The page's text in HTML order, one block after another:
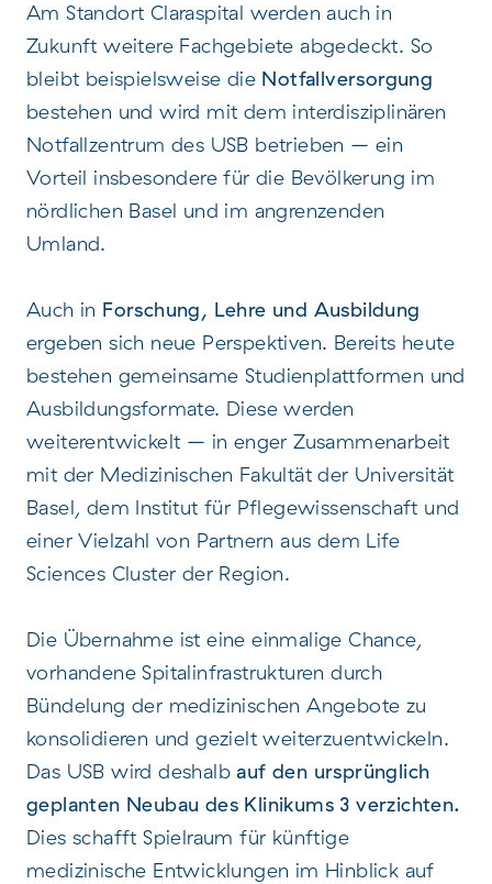
Am Standort Claraspital werden auch in
Zukunft weitere Fachgebiete abgedeckt. So
bleibt beispielsweise die Notfallversorgung
bestehen und wird mit dem interdisziplinären
Notfallzentrum des USB betrieben – ein
Vorteil insbesondere für die Bevölkerung im
nördlichen Basel und im angrenzenden
Umland.
Auch in Forschung, Lehre und Ausbildung
ergeben sich neue Perspektiven. Bereits heute
bestehen gemeinsame Studienplattformen und
Ausbildungsformate. Diese werden
weiterentwickelt – in enger Zusammenarbeit
mit der Medizinischen Fakultät der Universität
Basel, dem Institut für Pflegewissenschaft und
einer Vielzahl von Partnern aus dem Life
Sciences Cluster der Region.
Die Übernahme ist eine einmalige Chance,
vorhandene Spitalinfrastrukturen durch
Bündelung der medizinischen Angebote zu
konsolidieren und gezielt weiterzuentwickeln.
Das USB wird deshalbauf den ursprünglich
geplanten Neubau des Klinikums 3 verzichten.
Dies schafft Spielraum für künftige
medizinische Entwicklungen im Hinblick auf